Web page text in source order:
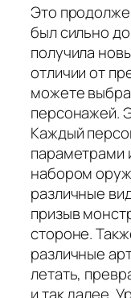
Это
был сильно
получила
отличии от
можете
персонажей.
Каждый
параметрами
набором
различные
призыв
стороне.
различные
летать,